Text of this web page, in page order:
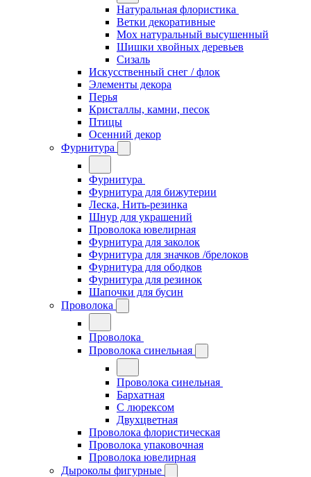
Натуральная флористика
Ветки декоративные
Мох натуральный высушенный
Шишки хвойных деревьев
Сизаль
Искусственный снег / флок
Элементы декора
Перья
Кристаллы, камни, песок
Птицы
Осенний декор
Фурнитура
Фурнитура
Фурнитура для бижутерии
Леска, Нить-резинка
Шнур для украшений
Проволока ювелирная
Фурнитура для заколок
Фурнитура для значков /брелоков
Фурнитура для ободков
Фурнитура для резинок
Шапочки для бусин
Проволока
Проволока
Проволока синельная
Проволока синельная
Бархатная
С люрексом
Двухцветная
Проволока флористическая
Проволока упаковочная
Проволока ювелирная
Дыроколы фигурные